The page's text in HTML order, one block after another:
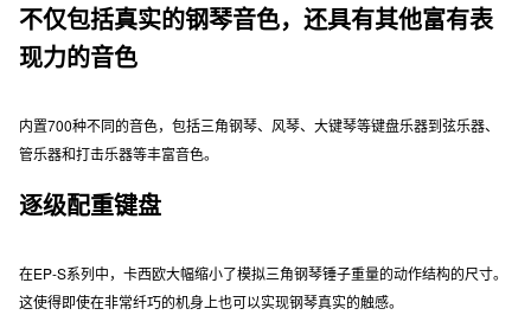
不仅包括真实的钢琴音色，还具有其他富有表
现力的音色
内置700种不同的音色，包括三角钢琴、风琴、大键琴等键盘乐器到弦乐器、
管乐器和打击乐器等丰富音色。
逐级配重键盘
在EP-S系列中，卡西欧大幅缩小了模拟三角钢琴锤子重量的动作结构的尺寸。
这使得即使在非常纤巧的机身上也可以实现钢琴真实的触感。